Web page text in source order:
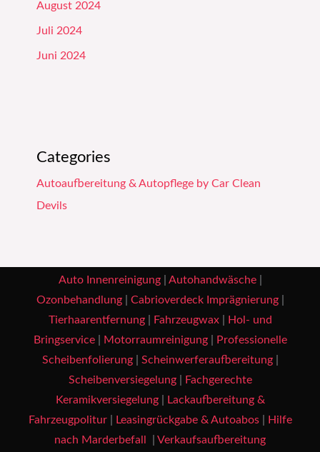
August 2024
Juli 2024
Juni 2024
Categories
Autoaufbereitung & Autopflege by Car Clean
Devils
Auto Innenreinigung| Autohandwäsche|
Ozonbehandlung| Cabrioverdeck Imprägnierung|
Tierhaarentfernung| Fahrzeugwax|
Hol- und
Bringservice| Motorraumreinigung|
Professionelle
Scheibenfolierung| Scheinwerferaufbereitung|
Scheibenversiegelung|
Fachgerechte
Keramikversiegelung|
Lackaufbereitung &
Fahrzeugpolitur| Leasingrückgabe & Autoabos|
Hilfe
nach Marderbefall
Verkaufsaufbereitung